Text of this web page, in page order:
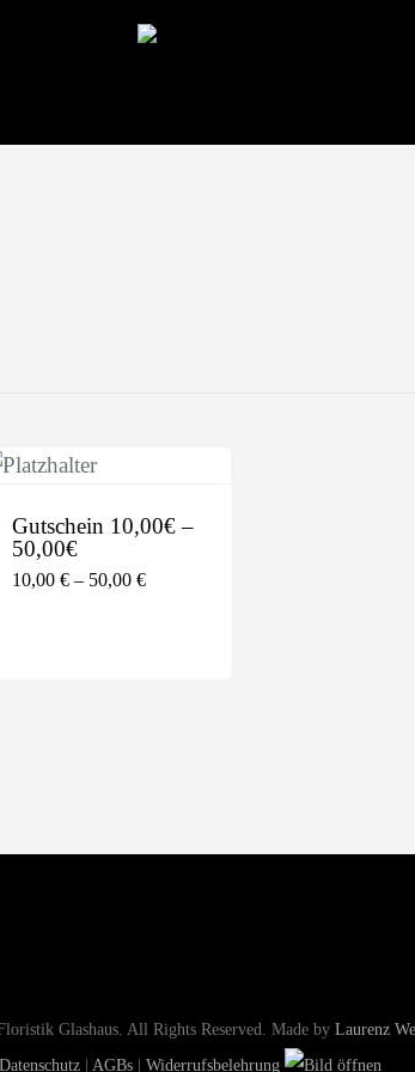
Gutschein 10,00€ –
50,00€
10,00€ – 50,00€
Glashaus. All Rights Reserved. Made by Laurenz
Datenschutz |AGBs |Widerrufsbelehrung